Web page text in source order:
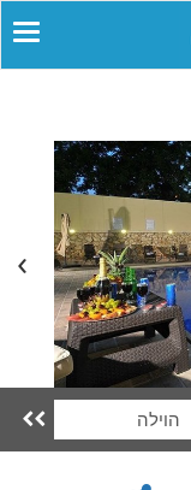
הוילה 